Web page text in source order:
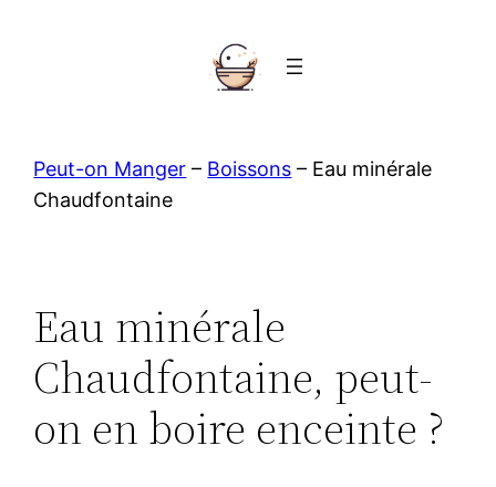
Peut-on Manger – Boissons – Eau minérale
Chaudfontaine
Eau minérale
Chaudfontaine, peut-
on en boire enceinte ?